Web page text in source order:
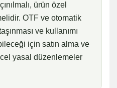
ürün özel
OTF ve otomatik
ve kullanımı
için satın alma ve
yasal düzenlemeler